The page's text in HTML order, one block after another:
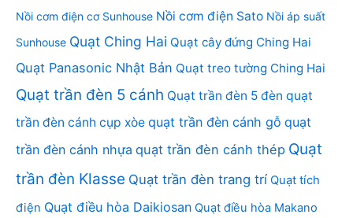
Nồi cơm điện cơ Sunhouse Nồi cơm điện Sato Nồi áp suất
Sunhouse Quạt Ching Hai Quạt cây đứng Ching Hai
Quạt Panasonic Nhật Bản Quạt treo tường Ching Hai
Quạt trần đèn 5 cánh Quạt trần đèn 5 đèn quạt
trần đèn cánh cụp xòe quạt trần đèn cánh gỗ quạt
trần đèn cánh nhựa quạt trần đèn cánh thép Quạt
trần đèn Klasse Quạt trần đèn trang trí Quạt tích
điện Quạt điều hòa Daikiosan Quạt điều hòa Makano